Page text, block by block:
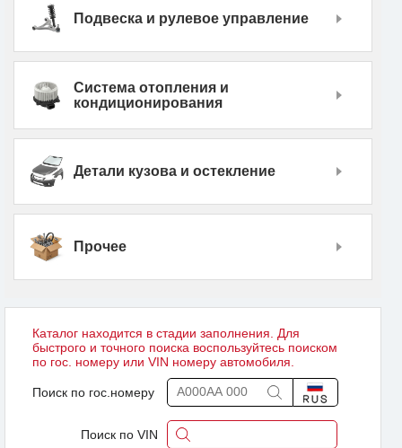
Подвеска и рулевое управление
Система отопления и
кондиционирования
Детали кузова и остекление
Прочее
Каталог находится в стадии заполнения. Для
быстрого и точного поиска воспользуйтесь поиском
по гос. номеру или VIN номеру автомобиля.
Поиск по гос.номеру
Поиск по VIN